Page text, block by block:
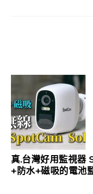
真.台灣好用監視器
+防水+磁吸的電池